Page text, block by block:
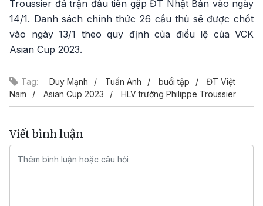
Troussier đá trận đầu tiên gặp ĐT Nhật Bản vào ngày
14/1. Danh sách chính thức 26 cầu thủ sẽ được chốt
vào ngày 13/1 theo quy định của điều lệ của VCK
Asian Cup 2023.
Tag: Duy Mạnh Tuấn Anh buổi tập
ĐT Việt
Nam
Asian Cup 2023 HLV trưởng Philippe Troussier
Viết bình luận